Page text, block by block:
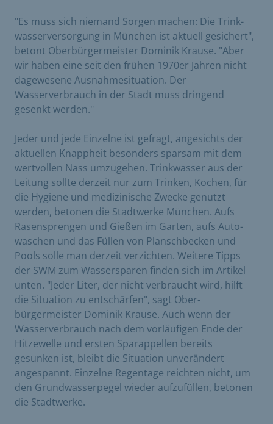
"Es muss sich niemand Sorgen machen: Die Trink­
wasser­versorgung in München ist aktuell gesichert",
betont Ober­bürger­meister Dominik Krause. "Aber
wir haben eine seit den frühen 1970er Jahren nicht
dagewesene Ausnahme­situation. Der
Wasserverbrauch in der Stadt muss dringend
gesenkt werden."
Jeder und jede Einzelne ist gefragt, angesichts der
aktuellen Knappheit besonders sparsam mit dem
wertvollen Nass umzugehen. Trinkwasser aus der
Leitung sollte derzeit nur zum Trinken, Kochen, für
die Hygiene und medizinische Zwecke genutzt
werden, betonen die Stadtwerke München. Aufs
Rasensprengen und Gießen im Garten, aufs Auto­
waschen und das Füllen von Planschbecken und
Pools solle man derzeit verzichten. Weitere Tipps
der SWM zum Wassersparen finden sich im Artikel
unten. "Jeder Liter, der nicht verbraucht wird, hilft
die Situation zu entschärfen", sagt Ober­
bürgermeister Dominik Krause. Auch wenn der
Wasser­verbrauch nach dem vorläufigen Ende der
Hitzewelle und ersten Sparappellen bereits
gesunken ist, bleibt die Situation unverändert
angespannt. Einzelne Regentage reichten nicht, um
den Grundwasserpegel wieder aufzufüllen, betonen
die Stadtwerke.